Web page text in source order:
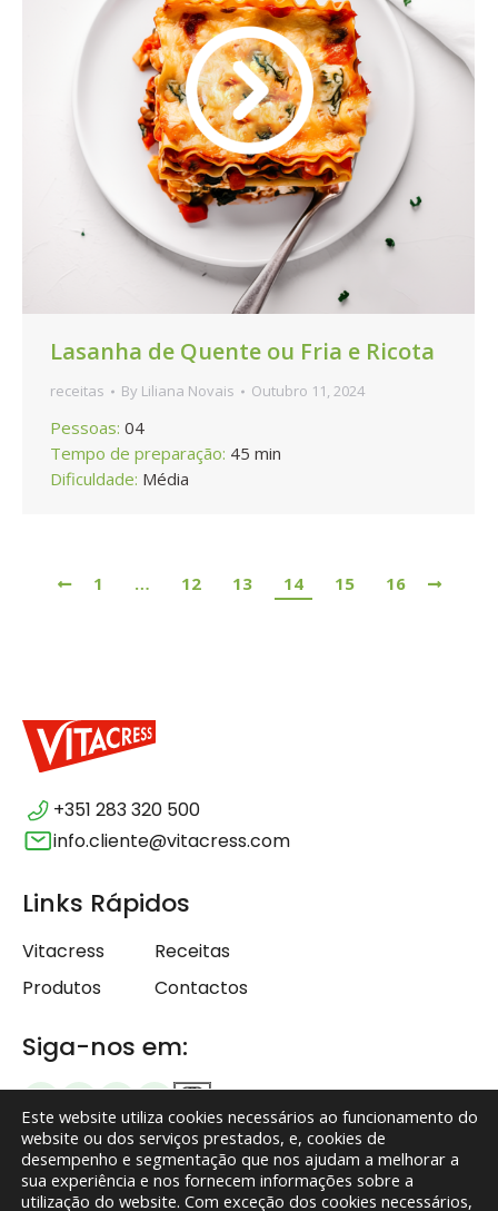
Lasanha de Quente ou Fria e Ricota
receitas By Liliana Novais Outubro 11, 2024
Pessoas: 04
Tempo de preparação: 45 min
Dificuldade: Média
1 … 12 13 14 15 16
+351 283 320 500
info.cliente@vitacress.com
Links Rápidos
Vitacress
Receitas
Produtos
Contactos
Siga-nos em:
Termos e Condições
Este website utiliza cookies necessários ao funcionamento do
website ou dos serviços prestados, e, cookies de
desempenho e segmentação que nos ajudam a melhorar a
sua experiência e nos fornecem informações sobre a
utilização do website. Com exceção dos cookies necessários,